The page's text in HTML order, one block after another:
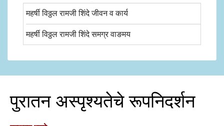
महर्षी विठ्ठल रामजी शिंदे जीवन व कार्य
महर्षी विठ्ठल रामजी शिंदे समग्र वाङमय
पुरातन अस्पृश्यतेचे रूपनिदर्शन